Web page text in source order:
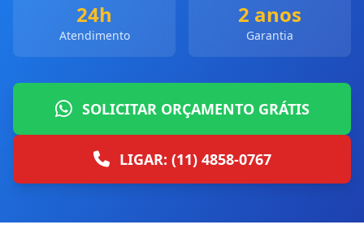
24h
Atendimento
2 anos
Garantia
SOLICITAR ORÇAMENTO GRÁTIS
LIGAR: (11) 4858-0767